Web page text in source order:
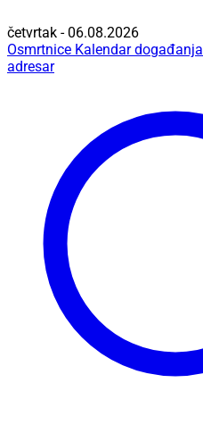
četvrtak - 06.08.2026
Osmrtnice Kalendar događanja
adresar